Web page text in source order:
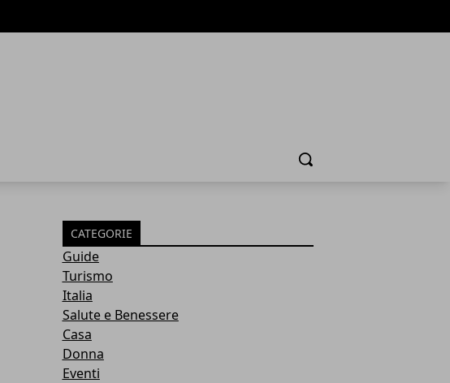
Cerca
CATEGORIE
Guide
Turismo
Italia
Salute e Benessere
Casa
Donna
Eventi